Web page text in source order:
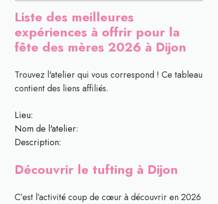
Liste des meilleures
expériences à offrir pour la
fête des mères 2026 à Dijon
Trouvez l'atelier qui vous correspond ! Ce tableau
contient des liens affiliés.
Lieu:
Nom de l'atelier:
Description:
Découvrir le tufting à Dijon
C’est l’activité coup de cœur à découvrir en 2026